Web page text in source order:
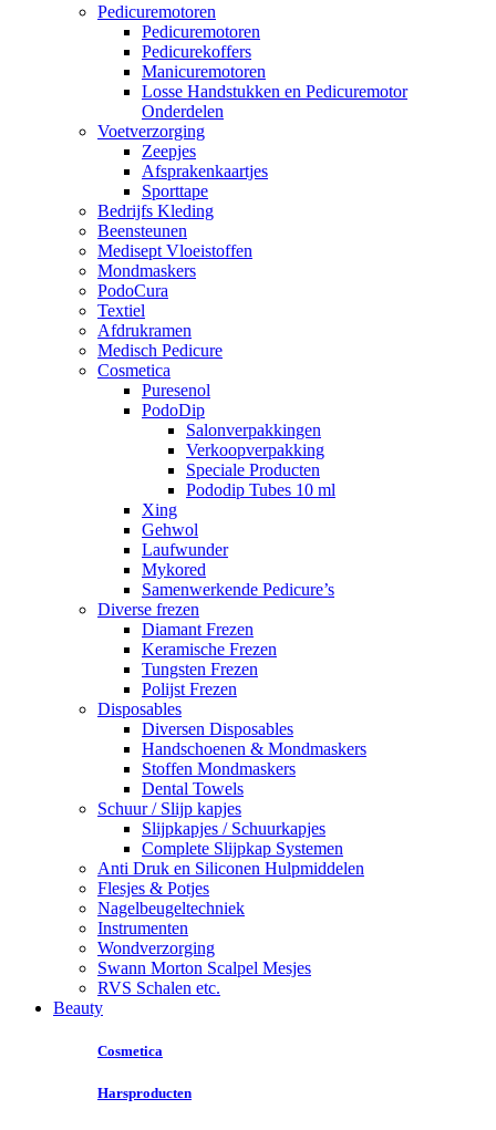
Pedicuremotoren
Pedicuremotoren
Pedicurekoffers
Manicuremotoren
Losse Handstukken en Pedicuremotor
Onderdelen
Voetverzorging
Zeepjes
Afsprakenkaartjes
Sporttape
Bedrijfs Kleding
Beensteunen
Medisept Vloeistoffen
Mondmaskers
PodoCura
Textiel
Afdrukramen
Medisch Pedicure
Cosmetica
Puresenol
PodoDip
Salonverpakkingen
Verkoopverpakking
Speciale Producten
Pododip Tubes 10 ml
Xing
Gehwol
Laufwunder
Mykored
Samenwerkende Pedicure’s
Diverse frezen
Diamant Frezen
Keramische Frezen
Tungsten Frezen
Polijst Frezen
Disposables
Diversen Disposables
Handschoenen & Mondmaskers
Stoffen Mondmaskers
Dental Towels
Schuur / Slijp kapjes
Slijpkapjes / Schuurkapjes
Complete Slijpkap Systemen
Anti Druk en Siliconen Hulpmiddelen
Flesjes & Potjes
Nagelbeugeltechniek
Instrumenten
Wondverzorging
Swann Morton Scalpel Mesjes
RVS Schalen etc.
Beauty
Cosmetica
Harsproducten